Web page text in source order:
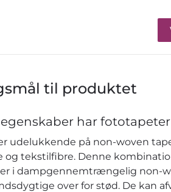
til produktet
har
udelukkende på non-woven
og tekstilfibre. Denne
i dampgennemtrængelig non-
over for stød. De kan